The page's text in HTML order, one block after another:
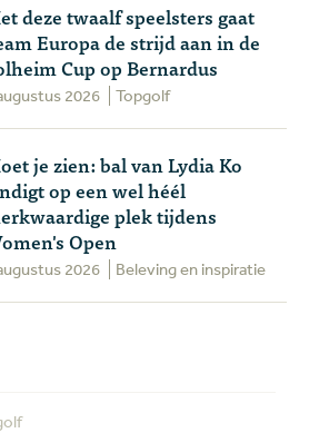
deze twaalf speelsters gaat
Europa de strijd aan in de
Cup op Bernardus
2026 Topgolf
je zien: bal van Lydia Ko
op een wel héél
plek tijdens
Open
2026 Beleving en inspiratie